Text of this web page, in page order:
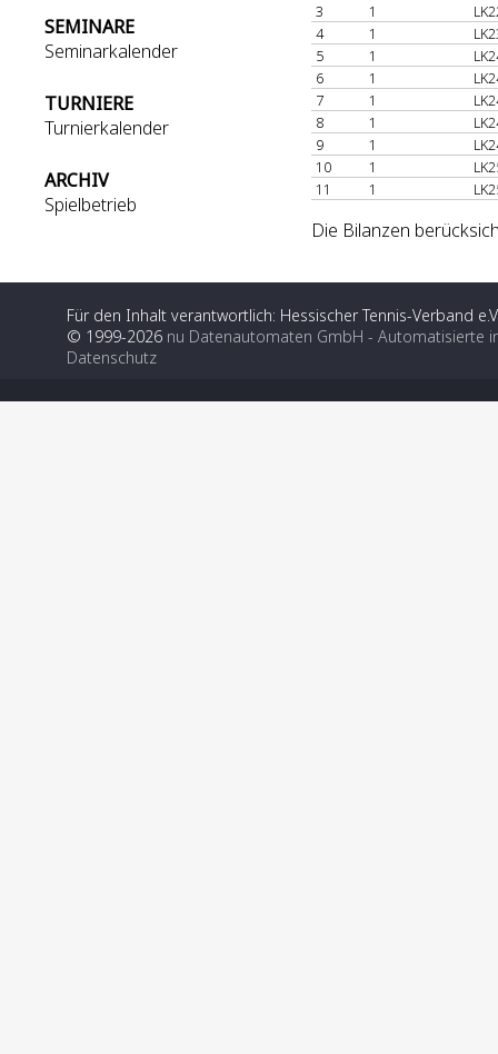
SEMINARE
Seminarkalender
TURNIERE
Turnierkalender
ARCHIV
Spielbetrieb
3
1
4
1
5
1
6
1
7
1
8
1
9
1
10
1
11
1
Die Bilanzen
Für den Inhalt verantwortlich: Hessischer Tennis-Verband
© 1999-2026 nu Datenautomaten GmbH - Automatisierte
Datenschutz